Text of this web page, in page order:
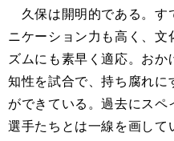
久保は開明的である。す
ニケーション力も高く、文
ズムにも素早く適応。お
知性を試合で、持ち腐れに
ができている。過去にスペ
選手たちとは一線を画して